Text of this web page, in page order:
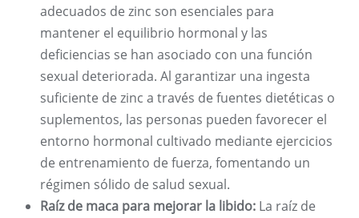
adecuados de zinc son esenciales para
mantener el equilibrio hormonal y las
deficiencias se han asociado con una función
sexual deteriorada. Al garantizar una ingesta
suficiente de zinc a través de fuentes dietéticas o
suplementos, las personas pueden favorecer el
entorno hormonal cultivado mediante ejercicios
de entrenamiento de fuerza, fomentando un
régimen sólido de salud sexual.
Raíz de maca para mejorar la libido: La raíz de